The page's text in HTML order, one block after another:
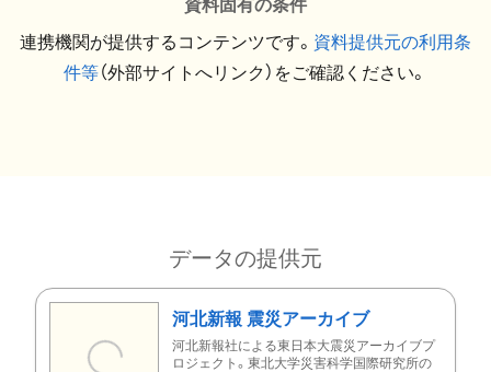
資料固有の条件
連携機関が提供するコンテンツです。 資料提供元の利用条
件等（外部サイトへリンク）をご確認ください。
データの提供元
河北新報 震災アーカイブ
河北新報社による東日本大震災アーカイブプ
ロジェクト。東北大学災害科学国際研究所の